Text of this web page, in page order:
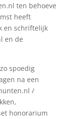
ten behoeve
heeft
en schriftelijk
en de
spoedig
na een
/
honorarium